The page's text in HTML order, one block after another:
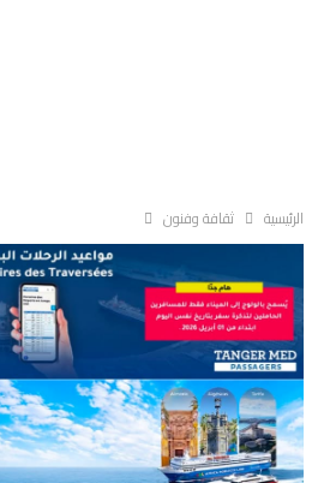
الرئيسية ثقافة وفنون